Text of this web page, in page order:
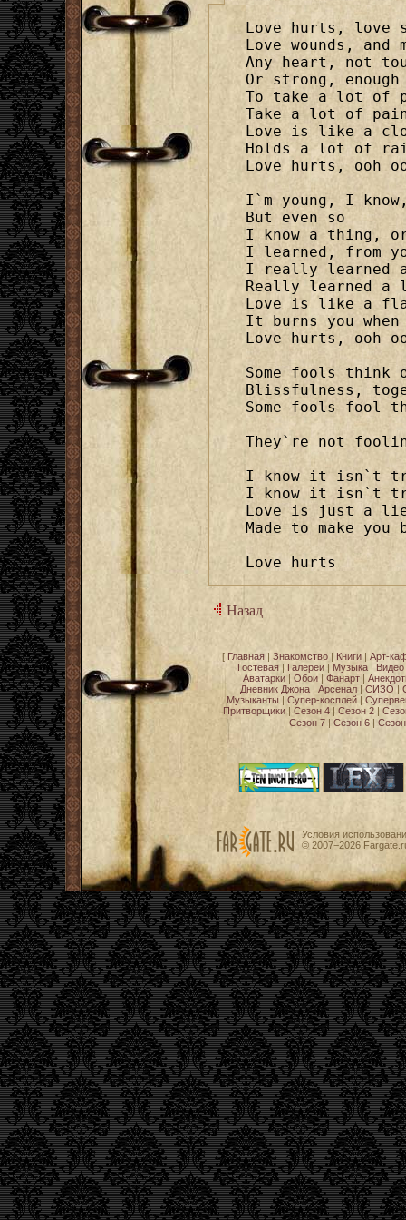
Love hurts, love
Love wounds, and
Any heart, not
Or strong, enough
To take a lot of
Take a lot of
Love is like a
Holds a lot of
Love hurts, ooh
I`m young, I
But even so
I know a thing,
I learned, from
I really learned
Really learned a
Love is like a
It burns you
Love hurts, ooh
Some fools think
Blissfulness,
Some fools fool
They`re not
I know it isn`t
I know it isn`t
Love is just a
Made to make you
Love hurts
Назад
[ Главная| Знакомство| Книги| Арт-
Гостевая
Галереи Музыка Видео
Аватарки
Обои Фанарт
Дневник Джона| Арсенал| СИЗО
Музыканты
Супер-косплей
Притворщики
Сезон 4 Сезон 2
Сезон 7| Сезон 6|
Условия
© 2007−2026